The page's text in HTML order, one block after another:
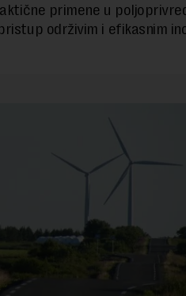
primene u
održivim i efikasnim